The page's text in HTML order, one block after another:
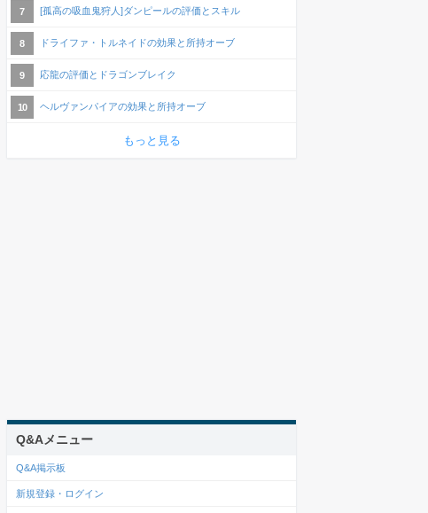
[孤高の吸血鬼狩人]ダンピールの評価とスキル
ドライファ・トルネイドの効果と所持オーブ
応龍の評価とドラゴンブレイク
ヘルヴァンパイアの効果と所持オーブ
もっと見る
Q&Aメニュー
Q&A掲示板
新規登録・ログイン